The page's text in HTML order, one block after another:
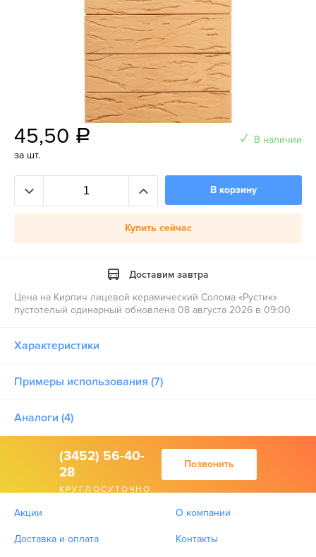
45,50 a
за шт.
В наличии
В корзину
Купить сейчас
Доставим завтра
Цена на Кирпич лицевой керамический Солома «Рустик»
пустотелый одинарный обновлена 08 августа 2026 в 09:00
Характеристики
Примеры использования (7)
Аналоги (4)
(3452) 56-40-
28
КРУГЛОСУТОЧНО
Позвонить
Акции О компании
Доставка и оплата Контакты